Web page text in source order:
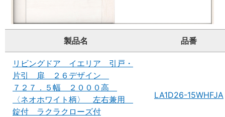
製品名 品番
リビングドア イエリア 引戸・
片引 扉 ２６デザイン
７２７．５幅 ２０００高
〈ネオホワイト柄〉 左右兼用
錠付 ラクラクローズ付
LA1D26-15WHFJA